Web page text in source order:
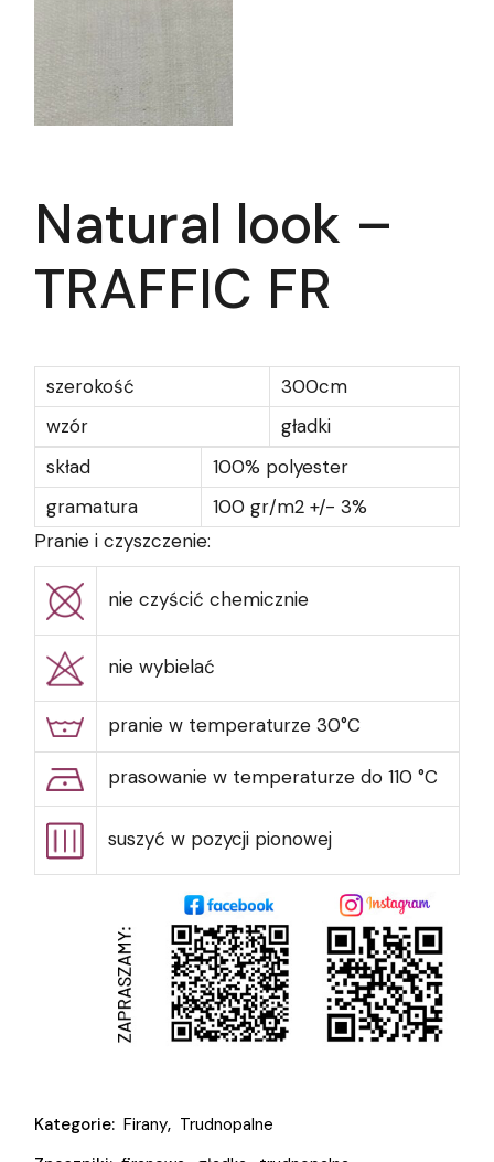
Natural look –
TRAFFIC FR
szerokość
300cm
wzór
gładki
skład
100% polyester
gramatura
100 gr/m2 +/- 3%
Pranie i czyszczenie:
nie czyścić chemicznie
nie wybielać
pranie w temperaturze 30°C
prasowanie w temperaturze do 110 °C
suszyć w pozycji pionowej
Kategorie: Firany, Trudnopalne